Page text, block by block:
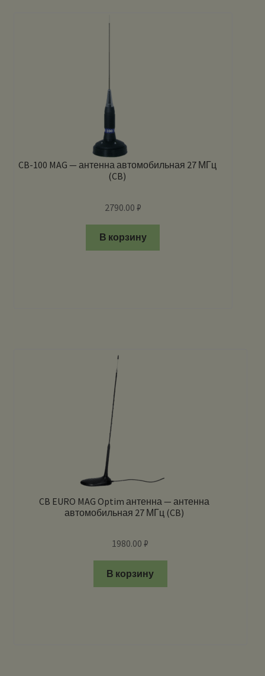
CB-100 MAG — антенна автомобильная 27 МГц
(CB)
2790.00 ₽
В корзину
CB EURO MAG Optim антенна — антенна
автомобильная 27 МГц (CB)
1980.00₽
В корзину